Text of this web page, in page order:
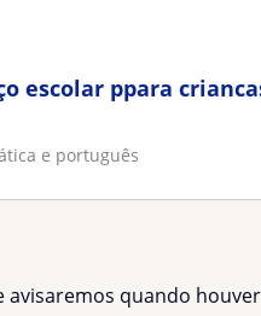
escolar ppara
e português
avisaremos quando